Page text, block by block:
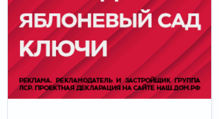
Рекламодателям
Политика конфиденциальности
Карта сайта